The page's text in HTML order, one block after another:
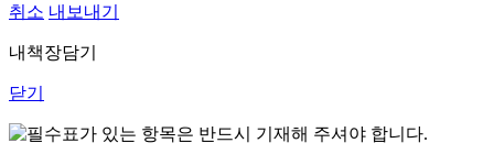
취소 내보내기
내책장담기
닫기
표가 있는 항목은 반드시 기재해 주셔야 합니다.